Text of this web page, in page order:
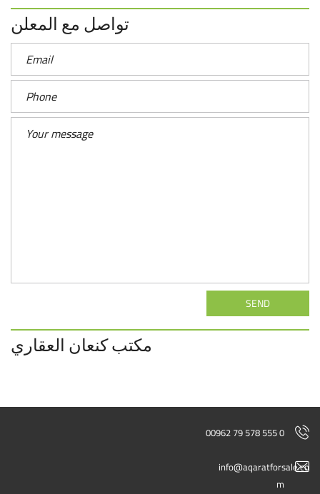
تواصل مع المعلن
SEND
مكتب كنعان العقاري
00962 79 578 555 0
info@aqaratforsale.co
m